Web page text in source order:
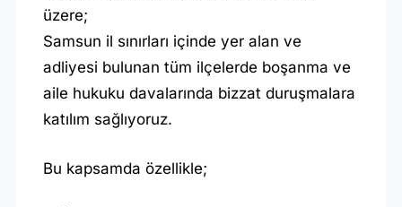
üzere;
Samsun il sınırları içinde yer alan ve
adliyesi bulunan tüm ilçelerde boşanma ve
aile hukuku davalarında bizzat duruşmalara
katılım sağlıyoruz.
Bu kapsamda özellikle;